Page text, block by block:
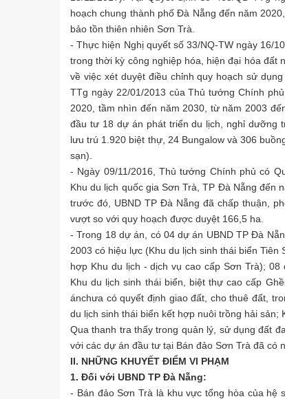
hoạch chung thành phố Đà Nẵng đến năm
bảo tồn thiên nhiên Sơn Trà.
- Thực hiện Nghị quyết số 33/NQ-TW ngày 16/
trong thời kỳ công nghiệp hóa, hiện đại hóa đất
về việc xét duyệt điều chỉnh quy hoạch sử
TTg ngày 22/01/2013 của Thủ tướng Chính
2020, tầm nhìn đến năm 2030, từ năm 2003
đầu tư 18 dự án phát triển du lịch, nghỉ dưỡng
lưu trú 1.920 biệt thự, 24 Bungalow và 306
sạn).
- Ngày 09/11/2016, Thủ tướng Chính phủ có
Khu du lịch quốc gia Sơn Trà, TP Đà Nẵng đến
trước đó, UBND TP Đà Nẵng đã chấp thuận,
vượt so với quy hoạch được duyệt 166,5 ha.
- Trong 18 dự án, có 04 dự án UBND TP Đà
2003 có hiệu lực (Khu du lịch sinh thái biển
hợp Khu du lịch - dịch vụ cao cấp Sơn Trà); 08
Khu du lịch sinh thái biển, biệt thự cao cấp
ánchưa có quyết định giao đất, cho thuê đất,
du lịch sinh thái biển kết hợp nuôi trồng hải sản;
Qua thanh tra thấy trong quản lý, sử dụng đất
với các dự án đầu tư tại Bán đảo Sơn Trà đã có
II. NHỮNG KHUYẾT ĐIỂM VI PHẠM
1. Đối với UBND TP Đà Nẵng:
- Bán đảo Sơn Trà là khu vực tổng hòa của hệ